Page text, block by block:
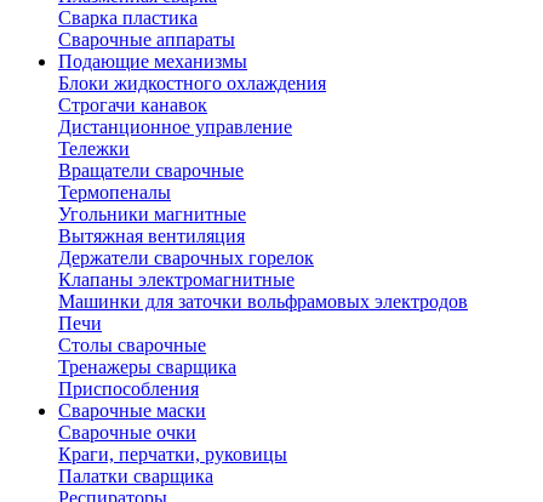
Сварка пластика
Сварочные аппараты
Подающие механизмы
Блоки жидкостного охлаждения
Строгачи канавок
Дистанционное управление
Тележки
Вращатели сварочные
Термопеналы
Угольники магнитные
Вытяжная вентиляция
Держатели сварочных горелок
Клапаны электромагнитные
Машинки для заточки вольфрамовых электродов
Печи
Столы сварочные
Тренажеры сварщика
Приспособления
Сварочные маски
Сварочные очки
Краги, перчатки, руковицы
Палатки сварщика
Респираторы